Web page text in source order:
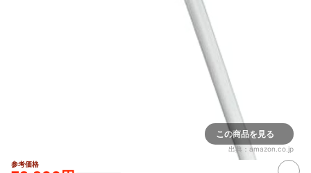
この商品を見る
出典： amazon.co.jp
参考価格